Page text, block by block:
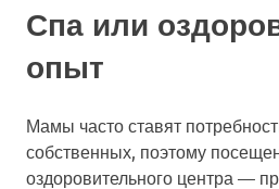
Спа или
опыт
Мамы часто ставят
собственных, поэтому
оздоровительного центра —